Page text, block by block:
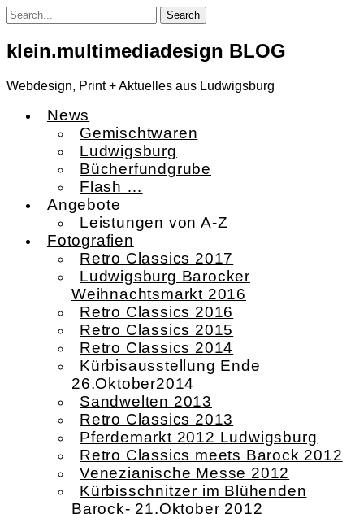
Skip
to
content
klein.multimediadesign BLOG
Webdesign, Print + Aktuelles aus Ludwigsburg
News
Gemischtwaren
Ludwigsburg
Bücherfundgrube
Flash …
Angebote
Leistungen von A-Z
Fotografien
Retro Classics 2017
Ludwigsburg Barocker
Weihnachtsmarkt 2016
Retro Classics 2016
Retro Classics 2015
Retro Classics 2014
Kürbisausstellung Ende
26.Oktober2014
Sandwelten 2013
Retro Classics 2013
Pferdemarkt 2012 Ludwigsburg
Retro Classics meets Barock 2012
Venezianische Messe 2012
Kürbisschnitzer im Blühenden
Barock- 21.Oktober 2012